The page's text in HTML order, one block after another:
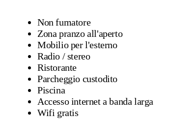
Non fumatore
Zona pranzo all'aperto
Mobilio per l'esterno
Radio / stereo
Ristorante
Parcheggio custodito
Piscina
Accesso internet a banda larga
Wifi gratis